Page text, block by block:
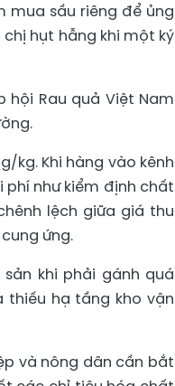
mua sầu riêng để ủng
hụt hẫng khi một ký
hội Rau quả Việt Nam
kg. Khi hàng vào kênh
phí như kiểm định chất
lệch giữa giá thu
ứng.
khi phải gánh quá
thiếu hạ tầng kho vận
và nông dân cần bắt